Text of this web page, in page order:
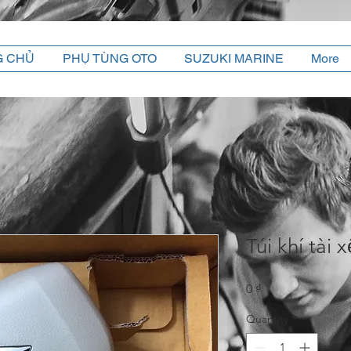
CHỦ PHỤ TÙNG OTO SUZUKI MARINE More
Túi khí tài
0 ₫Price
Quantity *